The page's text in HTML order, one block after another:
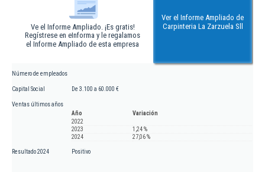
Ve el Informe Ampliado. ¡Es gratis!
Regístrese en eInforma y le regalamos
el Informe Ampliado de esta empresa
Ver el Informe Ampliado de
Carpinteria La Zarzuela Sll
Número de empleados
Capital Social De 3.100 a 60.000 €
Ventas últimos años
Año
Variación
2022
2023
1,24 %
2024
27,06 %
Resultado 2024 Positivo